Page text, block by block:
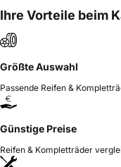
Ihre Vorteile beim
Größte Auswahl
Passende Reifen &
Günstige Preise
Reifen & Kompletträder